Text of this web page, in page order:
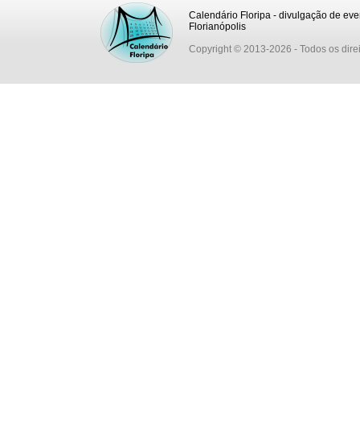
Calendário Floripa - divulgação de
Florianópolis
Copyright © 2013-2026 - Todos os